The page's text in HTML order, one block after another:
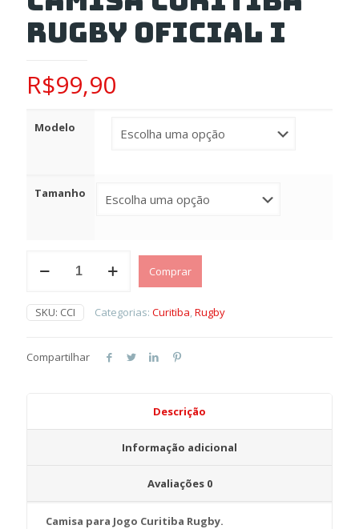
Rugby Oficial I
R$99,90
Modelo
Tamanho
Curitiba
Oficial
I
Comprar
SKU: CCI Categorias: Curitiba,Rugby
Compartilhar
Descrição
Informação adicional
Avaliações 0
Camisa para Jogo Curitiba Rugby.